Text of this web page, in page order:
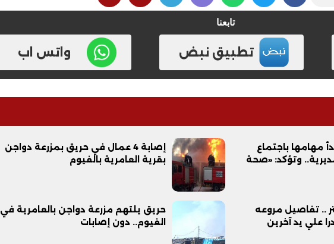
تابعنا
تطبيق نبض واتس اب
مهامها باجتماع
وتؤكد: «صحة
إصابة 4 عمال في حريق بمزرعة دواجن
بقرية العامرية بالفيوم
.. تفاصيل مروعه
علي يد آخرين
حريق يلتهم مزرعة دواجن بالعامرية في
الفيوم.. دون إصابات